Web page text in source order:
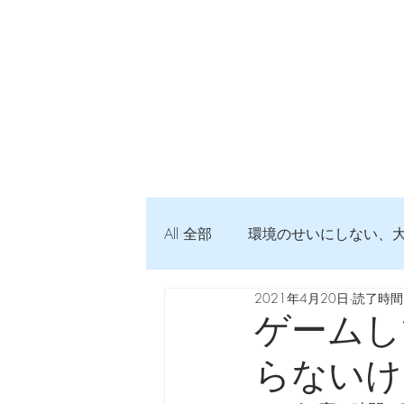
All 全部 環境のせいにしない、
弦交換の記録 DTM 始め
Imanjy Studio 使われているモノ
ゲーム
らない
2021年4月20日 読了時